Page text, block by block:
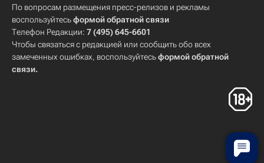
По вопросам размещения пресс-релизов и рекламы
воспользуйтесьформой обратной связи
Телефон Редакции: 7 (495) 645-6601
Чтобы связаться с редакцией или сообщить обо всех
замеченных ошибках, воспользуйтесьформой обратной
связи.